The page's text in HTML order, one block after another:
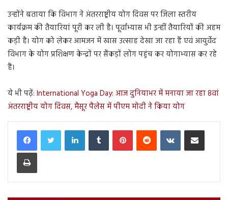
उन्होंने बताया कि विभाग ने अंतरराष्ट्रीय योग दिवस पर जिला स्तरीय
कार्यक्रम की तैयारियां पूरी कर ली है। पूर्वाभ्यास भी इन्हीं तैयारियों की अहम
कड़ी है। योग को लेकर आमजन में खास उत्साह देखा जा रहा हैं एवं आयुर्वेद
विभाग के योग प्रशिक्षण केन्द्रों पर सैंकड़ों लोग पहुंच कर योगाभ्यास कर रहे
हैं।
ये भी पढ़ें: International Yoga Day: आज दुनियाभर में मनाया जा रहा 8वां
अंतरराष्ट्रीय योग दिवस, मैसूर पैलेस में पीएम मोदी ने किया योग
LinkedInTumblr PinterestReddit VKontakteShare via Email
Print